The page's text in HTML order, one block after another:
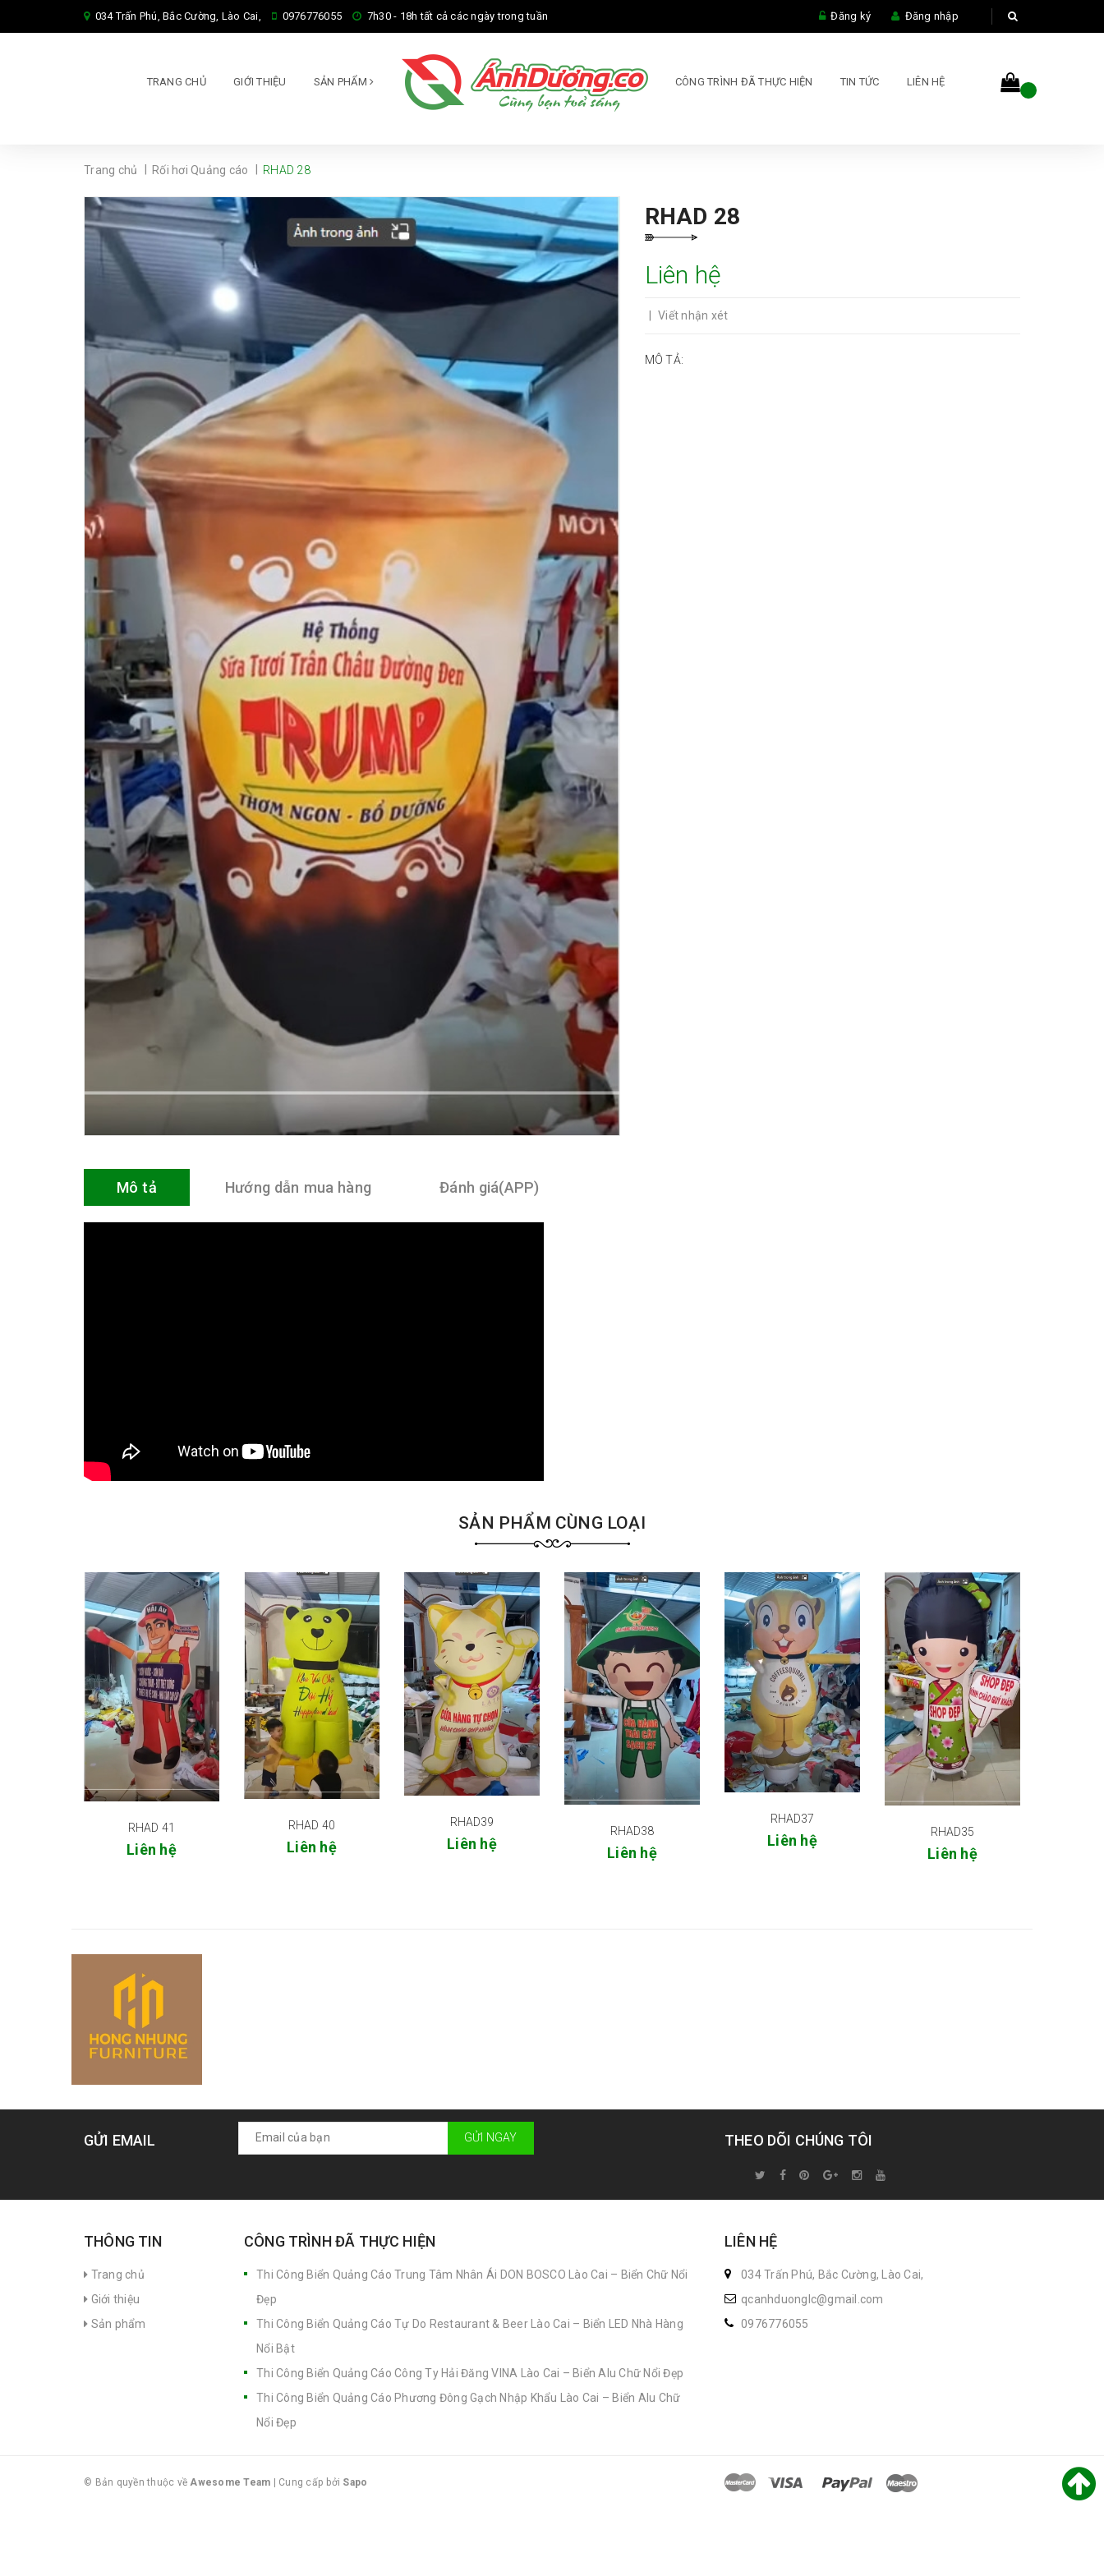
034 Trấn Phú, Bắc Cường, Lào Cai, 0976776055 7h30 - 18h tất cả các ngày trong tuần Đăng ký Đăng nhập
TRANG CHỦ GIỚI THIỆU SẢN PHẨM CÔNG TRÌNH ĐÃ THỰC HIỆN TIN TỨC LIÊN HỆ
Trang chủ Rối hơi Quảng cáo RHAD 28
RHAD 28
Liên hệ
Viết nhận xét
MÔ TẢ:
Mô tả Hướng dẫn mua hàng Đánh giá(APP)
SẢN PHẨM CÙNG LOẠI
RHAD 41
Liên hệ
RHAD 40
Liên hệ
RHAD39
Liên hệ
RHAD38
Liên hệ
RHAD37
Liên hệ
RHAD35
Liên hệ
GỬI EMAIL GỬI NGAY THEO DÕI CHÚNG TÔI
THÔNG TIN
Trang chủ
Giới thiệu
Sản phẩm
CÔNG TRÌNH ĐÃ THỰC HIỆN
Thi Công Biển Quảng Cáo Trung Tâm Nhân Ái DON BOSCO Lào Cai – Biển Chữ Nổi
Đẹp
Thi Công Biển Quảng Cáo Tự Do Restaurant & Beer Lào Cai – Biển LED Nhà Hàng
Nổi Bật
Thi Công Biển Quảng Cáo Công Ty Hải Đăng VINA Lào Cai – Biển Alu Chữ Nổi Đẹp
Thi Công Biển Quảng Cáo Phương Đông Gạch Nhập Khẩu Lào Cai – Biển Alu Chữ
Nổi Đẹp
LIÊN HỆ
034 Trấn Phú, Bắc Cường, Lào Cai,
qcanhduonglc@gmail.com
0976776055
© Bản quyền thuộc về Awesome Team | Cung cấp bởi Sapo